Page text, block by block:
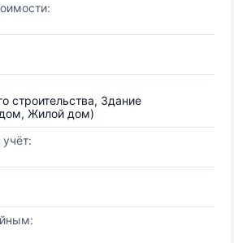
строительства, Здание
Жилой дом)